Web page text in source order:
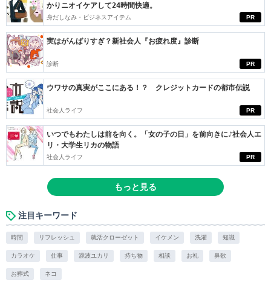
PR
かりニオイケアして24時間快適。
身だしなみ・ビジネスアイテム
PR
実はがんばりすぎ？新社会人『お疲れ度』診断
診断
PR
ウワサの真実がここにある！？ クレジットカードの都市伝説
社会人ライフ
PR
いつでもわたしは前を向く。「女の子の日」を前向きに♪社会人エ
リ・大学生リカの物語
社会人ライフ
もっと見る
注目キーワード
時間 リフレッシュ 就活クローゼット イケメン 洗濯 知識
カラオケ 仕事 瀧波ユカリ 持ち物 相談 お礼 鼻歌
お葬式 ネコ